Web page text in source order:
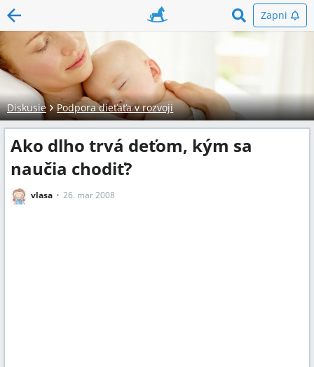
Zapni
Diskusie Podpora dieťaťa v rozvoji
Ako dlho trvá deťom, kým sa
naučia chodiť?
vlasa 26. mar 2008